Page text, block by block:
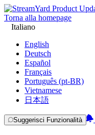
Torna alla homepage
Italiano
English
Deutsch
Español
Français
Português (pt-BR)
Vietnamese
日本語
Suggerisci Funzionalità